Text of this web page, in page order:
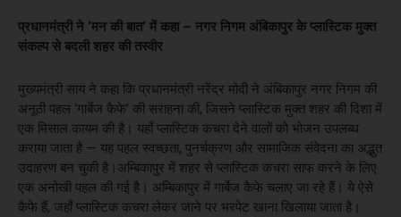
प्रधानमंत्री ने ‘मन की बात’ में कहा – नगर निगम अंबिकापुर के प्लास्टिक मुक्त
संकल्प से बदली शहर की तस्वीर
मुख्यमंत्री साय ने कहा कि प्रधानमंत्री नरेंद्र मोदी ने अंबिकापुर नगर निगम की
अनूठी पहल ‘गार्बेज कैफे’ की सराहना की, जिसने प्लास्टिक मुक्त शहर की दिशा में
एक मिसाल कायम की है। यहाँ प्लास्टिक कचरा देने वालों को भोजन उपलब्ध
कराया जाता है — यह पहल स्वच्छता, पुनर्चक्रण और सामाजिक संवेदना का अद्भुत
उदाहरण बन चुकी है।अम्बिकापुर में शहर से प्लास्टिक कचरा साफ करने के लिए
एक अनोखी पहल की गई है। अम्बिकापुर में गार्बेज कैफे चलाए जा रहे हैं। ये ऐसे
कैफे हैं, जहाँ प्लास्टिक कचरा लेकर जाने पर भरपेट खाना खिलाया जाता है।